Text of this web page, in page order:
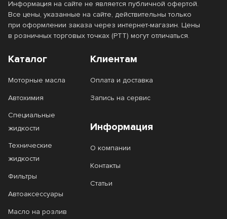
Информация на сайте не является публичной офертой.
Все цены, указанные на сайте, действительны только
при оформлении заказа через интернет-магазин. Цены
в розничных торговых точках (РТТ) могут отличаться.
Каталог
Моторные масла
Автохимия
Специальные
жидкости
Технические
жидкости
Фильтры
Автоаксессуары
Масло на розлив
Клиентам
Оплата и доставка
Запись на сервис
Информация
О компании
Контакты
Статьи